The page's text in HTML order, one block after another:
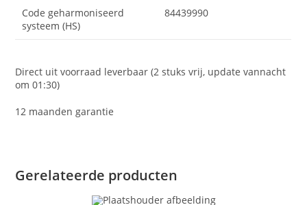
Code geharmoniseerd
systeem (HS)
84439990
Direct uit voorraad leverbaar (2 stuks vrij, update vannacht
om 01:30)
12 maanden garantie
Gerelateerde producten